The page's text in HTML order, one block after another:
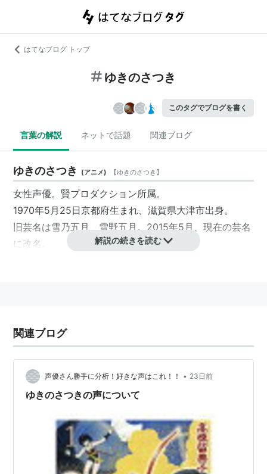
はてなブログ トップ
ゆきのさつき
このタグでブログを書く
言葉の解説 ネットで話題 関連ブログ
ゆきのさつき (アニメ) 【ゆきのさつき 】
女性声優。賢プロダクション所属。
1970年5月25日京都府生まれ、滋賀県大津市出身。
旧芸名は雪乃五月、雪野五月。2015年5月、現在の芸名
に改名。
トライガン（ミリィ・トンプソン）
バブルガムクライシス TOKYO 2040（シリア）
それゆけ!宇宙戦艦ヤマモト・ヨーコ（松明屋紅葉）
犬夜叉（日暮かごめ）
ラブひな（乙姫むつみ）
サイボーグ009 THE CYBORG SOLDIER（003/フラ
ンソワーズ・アルヌール）
機動天使エンジェリックレイヤー（木崎珠代）
フルメタル・パニック!シリーズ（千鳥かなめ）
解説の続きを読む
関連ブログ
声優さん勝手に分析！好きな声はこれ！！ • 23日前
ゆきのさつきの声について